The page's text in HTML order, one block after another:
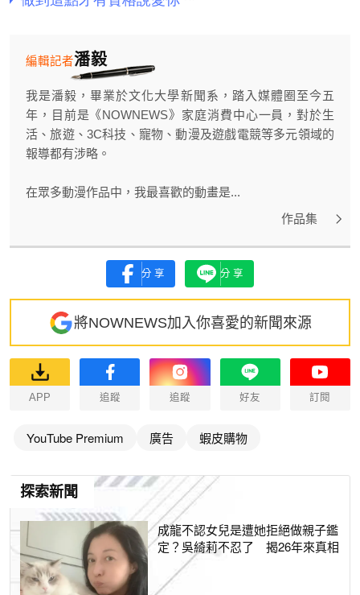
潘毅
編輯記者
我是潘毅，畢業於文化大學新聞系，踏入媒體圈至今五
年，目前是《NOWNEWS》家庭消費中心一員，對於生
活、旅遊、3C科技、寵物、動漫及遊戲電競等多元領域的
報導都有涉略。
在眾多動漫作品中，我最喜歡的動畫是...
作品集
分享 分享
將NOWNEWS加入你喜愛的新聞來源
APP 追蹤 追蹤 好友 訂閱
YouTube Premium 廣告 蝦皮購物
探索新聞
成龍不認女兒是遭她拒絕做親子鑑
定？吳綺莉不忍了 揭26年來真相